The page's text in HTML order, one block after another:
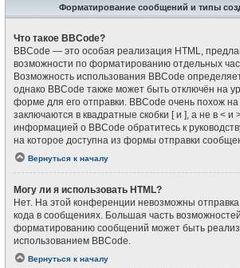
Форматирование сообщений и типы
Что такое BBCode?
BBCode — это особая реализация HTML,
возможности по форматированию отдельных
Возможность использования BBCode
однако BBCode также может быть отключён на
форме для его отправки. BBCode очень похож на
заключаются в квадратные скобки [ и ], а не в < и
информацией о BBCode обратитесь к
на которое доступна из формы отправки
Вернуться к началу
Могу ли я использовать HTML?
Нет. На этой конференции невозможны
кода в сообщениях. Большая часть
форматированию сообщений может быть
использованием BBCode.
Вернуться к началу